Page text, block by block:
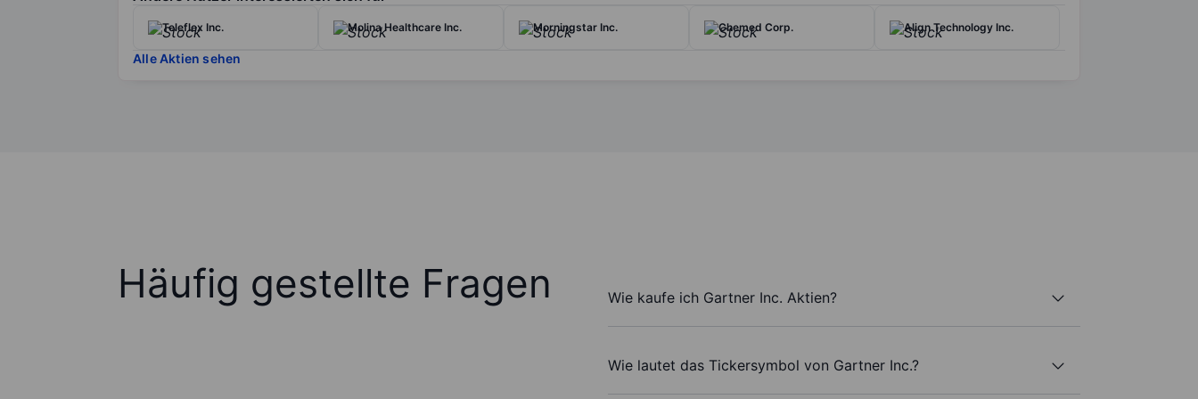
Teleflex Inc. Molina Healthcare Inc. Morningstar Inc. Chemed Corp. Align Technology Inc.
Alle Aktien sehen
Häufig gestellte Fragen Wie kaufe ich Gartner Inc. Aktien?
Wie lautet das Tickersymbol von Gartner Inc.?